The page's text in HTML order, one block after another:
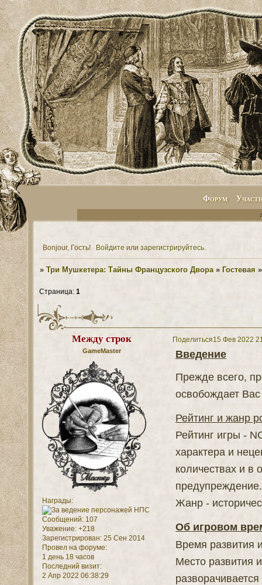
Форум
Bonjour, Гость! Войдите или зарегистрируйтесь
»Три Мушкетера: Тайны Французского Двора » Гостевая
Страница: 1
Поделиться15 Фев 2022
Между строк
GameMaster
Награды:
Сообщений:107
Уважение: +218
Зарегистрирован: 25 Сен 2014
Провел на форуме:
1 день 18 часов
Последний визит:
2 Апр 2022 06:38:29
Введение
Прежде всего,
освобождает Вас
Рейтинг и жанр
Рейтинг игры -
характера и
количествах и в
Жанр -
Об игровом
Время развития
Место развития